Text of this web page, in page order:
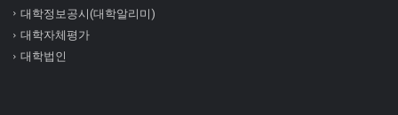
대학정보공시(대학알리미)
대학자체평가
대학법인